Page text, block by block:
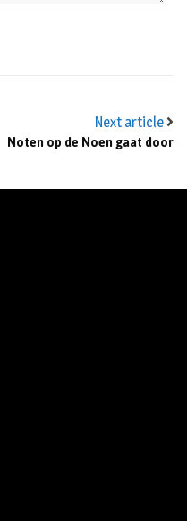
Next article
Noten op de Noen gaat door